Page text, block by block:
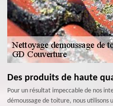
Des produits de haute
Pour un résultat impeccable de nos
démoussage de toiture, nous utilisons